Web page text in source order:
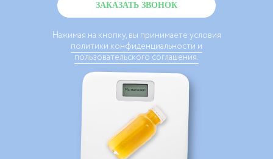
ЗАКАЗАТЬ ЗВОНОК
Нажимая на кнопку, вы принимаете условия
политики конфиденциальности и
пользовательского соглашения.